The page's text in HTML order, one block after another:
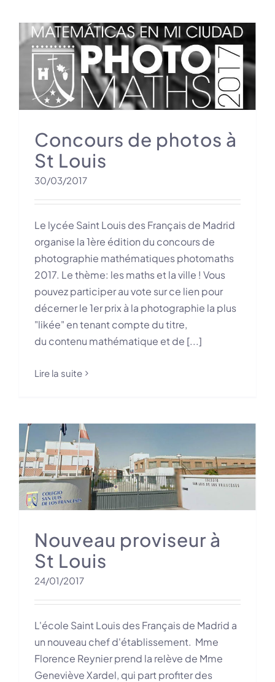
Concours de photos à
St Louis
30/03/2017
Le lycée Saint Louis des Français de Madrid
organise la 1ère édition du concours de
photographie mathématiques photomaths
2017. Le thème: les maths et la ville ! Vous
pouvez participer au vote sur ce lien pour
décerner le 1er prix à la photographie la plus
"likée" en tenant compte du titre,
du contenu mathématique et de [...]
Lire la suite
Nouveau proviseur à
St Louis
24/01/2017
L'école Saint Louis des Français de Madrid a
un nouveau chef d'établissement. Mme
Florence Reynier prend la relève de Mme
Geneviève Xardel, qui part profiter des